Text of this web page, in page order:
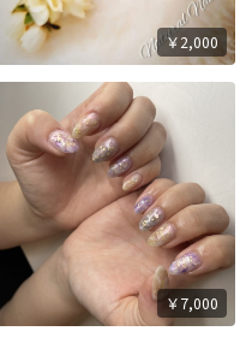
￥2,000
￥7,000